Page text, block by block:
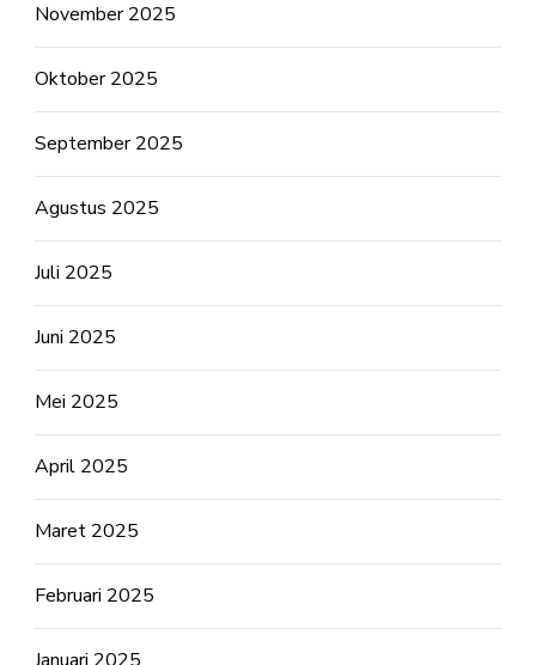
November 2025
Oktober 2025
September 2025
Agustus 2025
Juli 2025
Juni 2025
Mei 2025
April 2025
Maret 2025
Februari 2025